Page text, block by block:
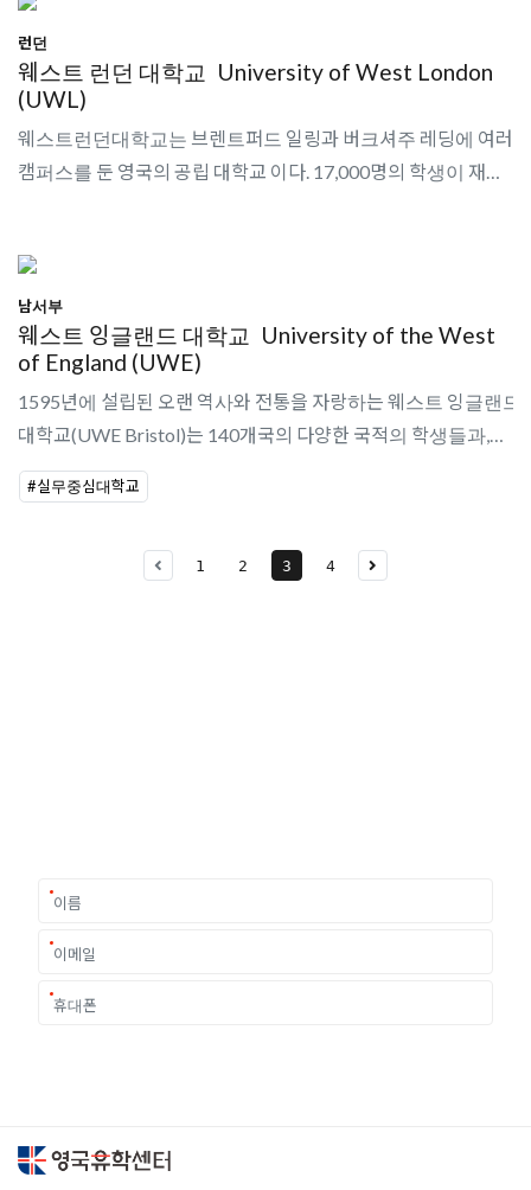
런던
웨스트 런던 대학교
University of West London
(UWL)
웨스트런던대학교는 브렌트퍼드 일링과 버크셔주 레딩에 여러
캠퍼스를 둔 영국의 공립 대학교 이다. 17,000명의 학생이 재학
남서부
웨스트 잉글랜드 대학교
University of the West
of England (UWE)
1595년에 설립된 오랜 역사와 전통을 자랑하는 웨스트 잉글랜드
대학교(UWE Bristol)는 140개국의 다양한 국적의 학생들과,
30,000명 이상의 학생들이 재학 중이다.Teaching Excellence
Framework에서 Excellent외국..
#실무중심대학교
1 2 3 4